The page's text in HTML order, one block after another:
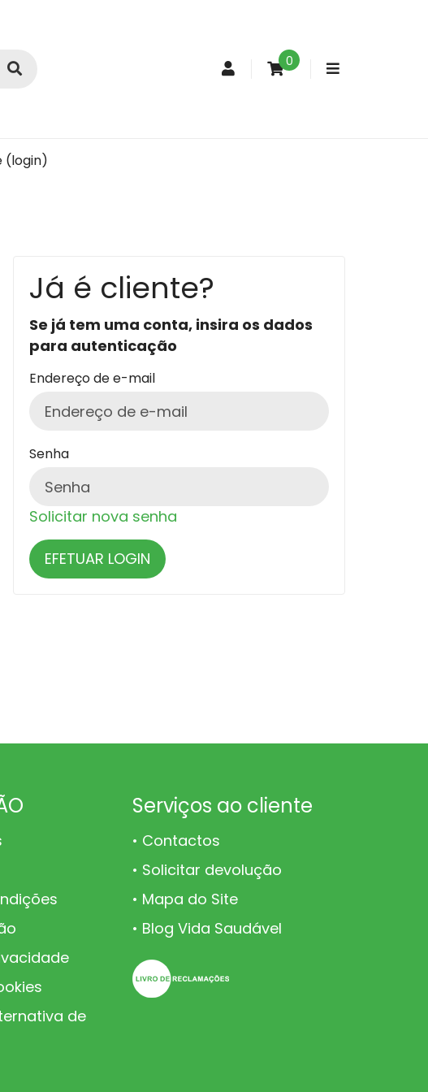
Conta 0
(login)
Já é cliente?
Se já tem uma conta, insira os dados
para autenticação
Endereço de e-mail
Senha
Solicitar nova senha
de
Serviços ao cliente
Contactos
Solicitar devolução
Mapa do Site
Blog Vida Saudável